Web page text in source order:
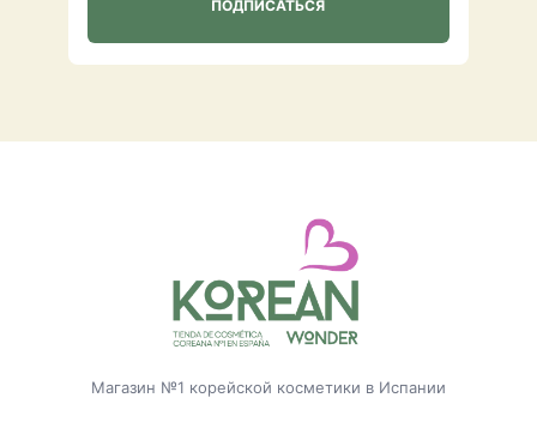
Магазин №1 корейской косметики в Испании